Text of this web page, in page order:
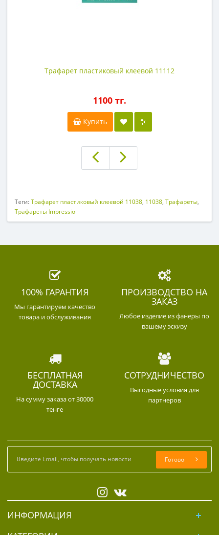
Трафарет пластиковый клеевой 11112
1100 тг.
Купить
Теги:Трафарет пластиковый клеевой 11038, 11038, Трафареты,
Трафареты Impressio
100% ГАРАНТИЯ
Мы гарантируем качество
товара и обслуживания
ПРОИЗВОДСТВО НА
ЗАКАЗ
Любое изделие из фанеры по
вашему эскизу
БЕСПЛАТНАЯ
ДОСТАВКА
На сумму заказа от 30000
тенге
СОТРУДНИЧЕСТВО
Выгодные условия для
партнеров
Готово
ИНФОРМАЦИЯ